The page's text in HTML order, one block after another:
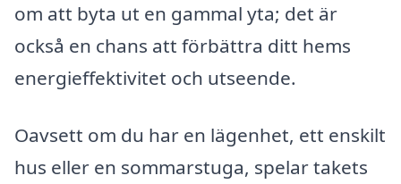
om att byta ut en gammal yta; det är
också en chans att förbättra ditt hems
energieffektivitet och utseende.
Oavsett om du har en lägenhet, ett enskilt
hus eller en sommarstuga, spelar takets